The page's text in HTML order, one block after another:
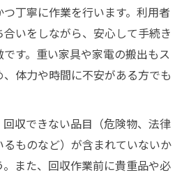
丁寧に作業を行います。利用者
いをしながら、安心して手続き
す。重い家具や家電の搬出もス
体力や時間に不安がある方でも
収できない品目（危険物、法律
ものなど）が含まれていないか
また、回収作業前に貴重品や必